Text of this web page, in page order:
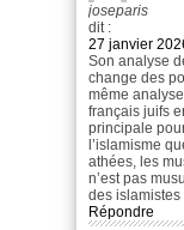
joseparis
dit :
27 janvier
Son analyse
change des
même
français juifs
principale
l’islamisme
athées, les
n’est pas
des
Répondre